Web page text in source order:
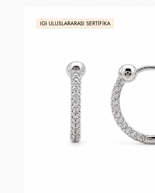
IGI ULUSLARARASI SERTIFIKA